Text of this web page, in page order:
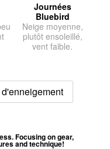
Journées
Bluebird
Neige moyenne,
plutôt ensoleillé,
vent faible.